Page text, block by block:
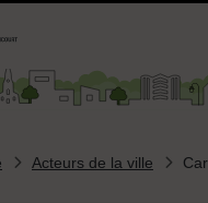
sociaux
du site
Acteurs de la ville